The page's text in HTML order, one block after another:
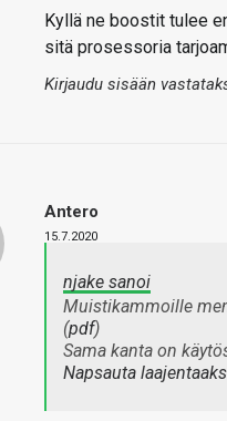
Kyllä ne boostit tulee
sitä prosessoria
Kirjaudu sisään
Antero
15.7.2020
njake sanoi
Muistikammoille
(pdf)
Sama kanta on
Napsauta